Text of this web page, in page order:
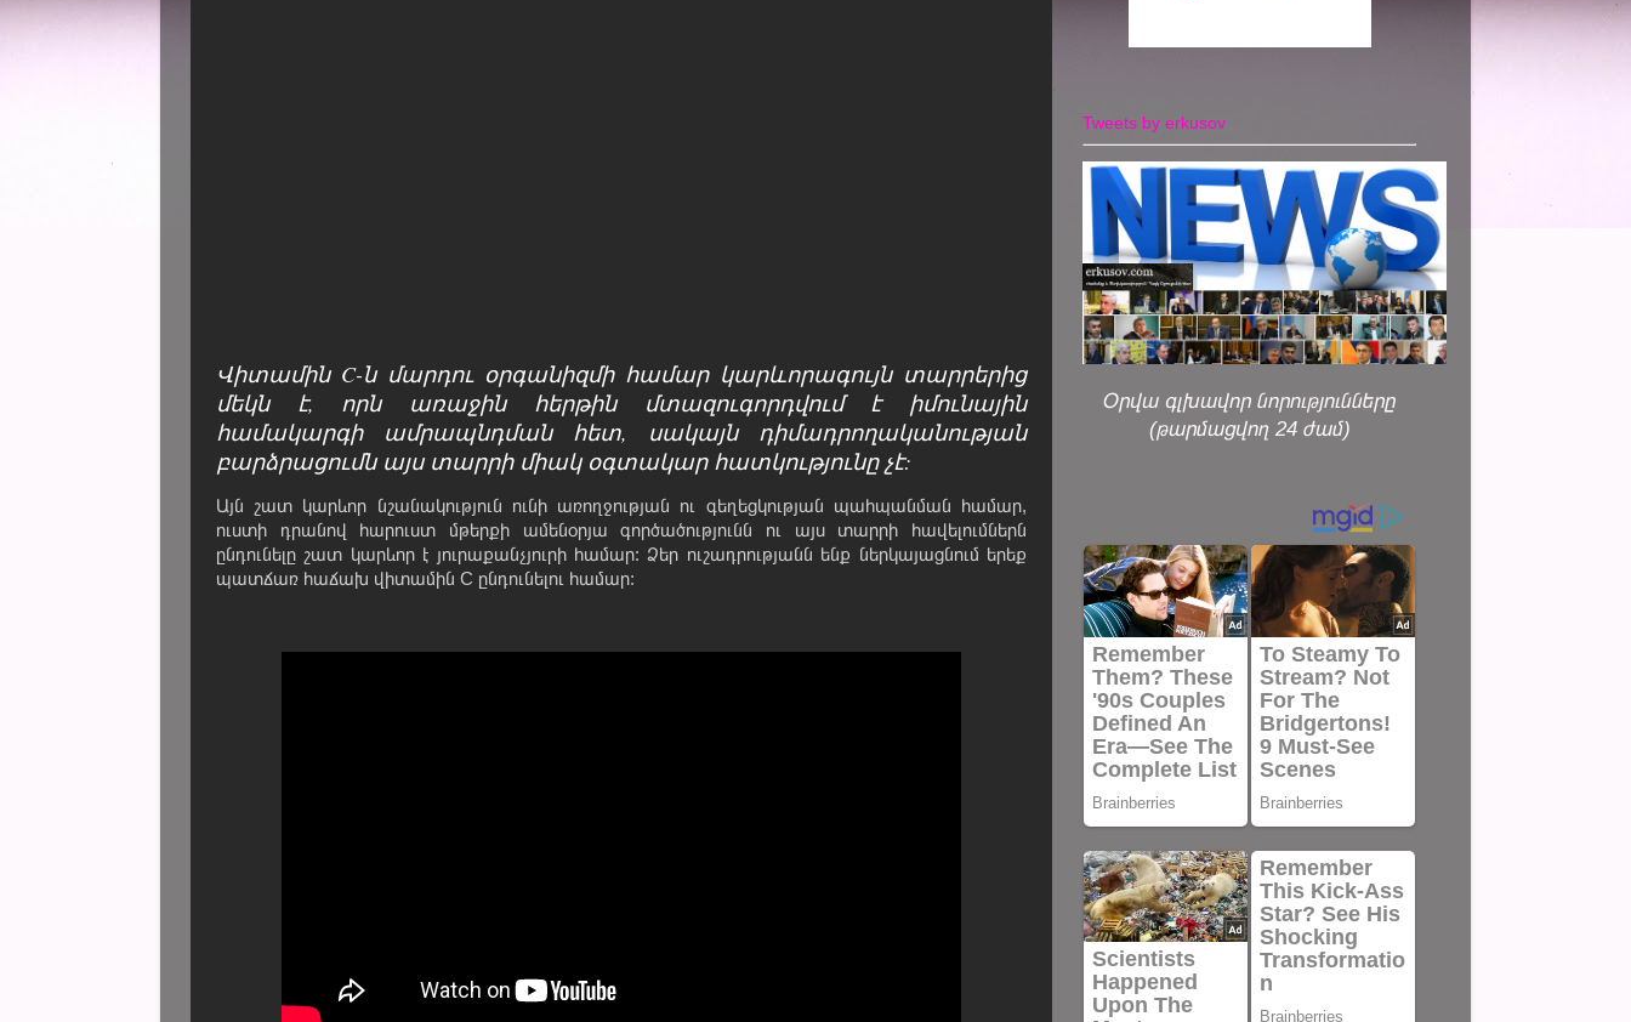
Վիտամին C-ն մարդու օրգանիզմի համար կարևորագույն տարրերից
մեկն է, որն առաջին հերթին մտազուգորդվում է իմունային
համակարգի ամրապնդման հետ, սակայն դիմադրողականության
բարձրացումն այս տարրի միակ օգտակար հատկությունը չէ:
Այն շատ կարևոր նշանակություն ունի առողջության ու գեղեցկության պահպանման համար,
ուստի դրանով հարուստ մթերքի ամենօրյա գործածությունն ու այս տարրի հավելումներն
ընդունելը շատ կարևոր է յուրաքանչյուրի համար: Ձեր ուշադրությանն ենք ներկայացնում երեք
պատճառ հաճախ վիտամին C ընդունելու համար:
Tweets by erkusov
Օրվա գլխավոր նորությունները
(թարմացվող 24 ժամ)